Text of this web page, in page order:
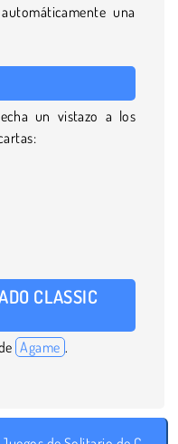
una
un vistazo a los
CLASSIC
Agame .